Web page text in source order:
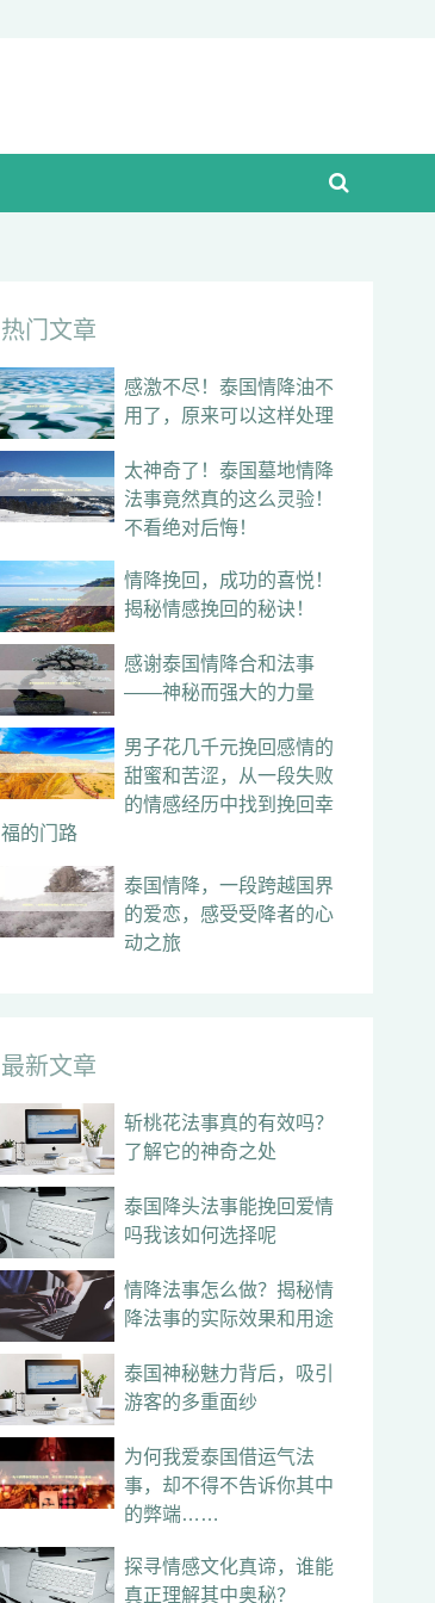
热门文章
感激不尽！泰国情降油不
用了，原来可以这样处理
太神奇了！泰国墓地情降
法事竟然真的这么灵验！
不看绝对后悔！
情降挽回，成功的喜悦！
揭秘情感挽回的秘诀！
感谢泰国情降合和法事
——神秘而强大的力量
男子花几千元挽回感情的
甜蜜和苦涩，从一段失败
的情感经历中找到挽回幸
福的门路
泰国情降，一段跨越国界
的爱恋，感受受降者的心
动之旅
最新文章
斩桃花法事真的有效吗？
了解它的神奇之处
泰国降头法事能挽回爱情
吗我该如何选择呢
情降法事怎么做？揭秘情
降法事的实际效果和用途
泰国神秘魅力背后，吸引
游客的多重面纱
为何我爱泰国借运气法
事，却不得不告诉你其中
的弊端……
探寻情感文化真谛，谁能
真正理解其中奥秘？